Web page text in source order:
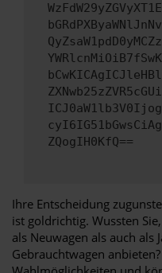
ZQogIH0KfQ==
Ihre Entscheidung
ist goldrichtig. Wussten
als Neuwagen als auch als
Gebrauchtwagen